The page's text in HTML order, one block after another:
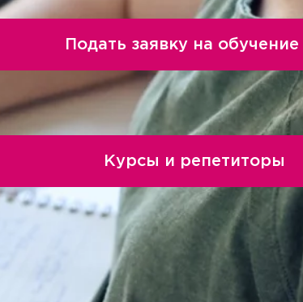
Подать заявку на обучение
Курсы и репетиторы